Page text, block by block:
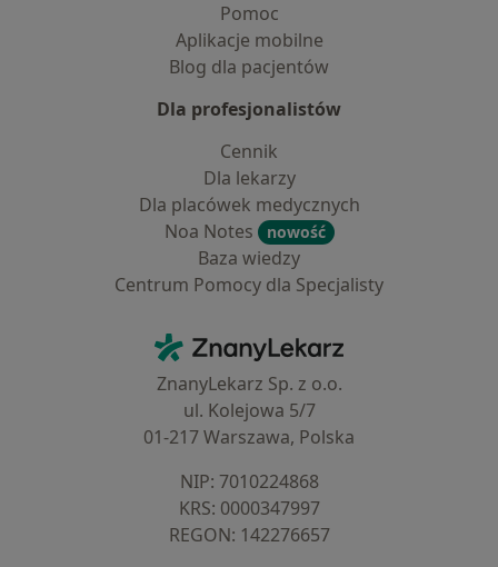
Pomoc
Aplikacje mobilne
Blog dla pacjentów
Dla profesjonalistów
Cennik
Dla lekarzy
Dla placówek medycznych
Noa Notes
nowość
Baza wiedzy
Centrum Pomocy dla Specjalisty
ZnanyLekarz - Strona główna
ZnanyLekarz Sp. z o.o.
ul. Kolejowa 5/7
01-217 Warszawa, Polska
NIP: ⁠7010224868
KRS: ⁠0000347997
REGON: ⁠142276657